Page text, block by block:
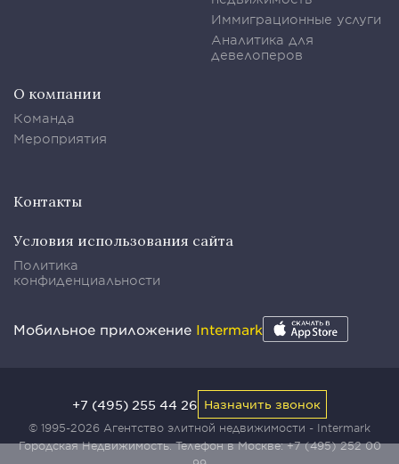
Иммиграционные услуги
Аналитика для
девелоперов
О компании
Команда
Мероприятия
Контакты
Условия использования сайта
Политика
конфиденциальности
Мобильное приложение Intermark
© 1995-2026 Агентство элитной недвижимости - Intermark
Городская Недвижимость. Телефон в Москве:+7 (495) 252 00
+7 (495) 255 44 26 Назначить звонок